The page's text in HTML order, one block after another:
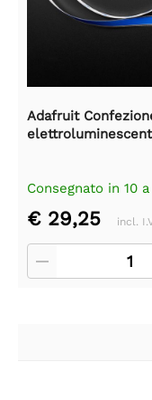
Adafruit
Consegnato in 10
€ 29,25 incl.